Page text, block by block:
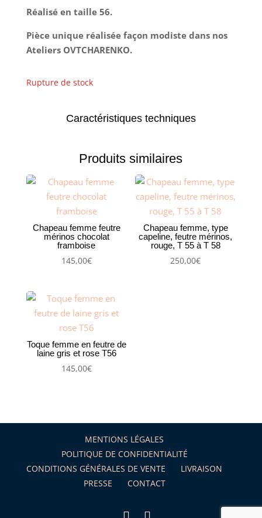
Réalisé en taille 56.
Pièce unique réalisée façon modiste dans nos
Ateliers OVTCHARENKO.
Rupture de stock
Caractéristiques techniques
Produits similaires
Chapeau femme feutre
mérinos chocolat
framboise
145,00€
Chapeau femme, type
capeline, feutre mérinos,
rouge, T 55 à T 58
250,00€
Toque femme en feutre de
laine gris et rose T56
145,00€
MENTIONS LÉGALES
POLITIQUE DE CONFIDENTIALITÉ
CONDITIONS GÉNÉRALES DE VENTE
LIVRAISON
PRESSE
CONTACT